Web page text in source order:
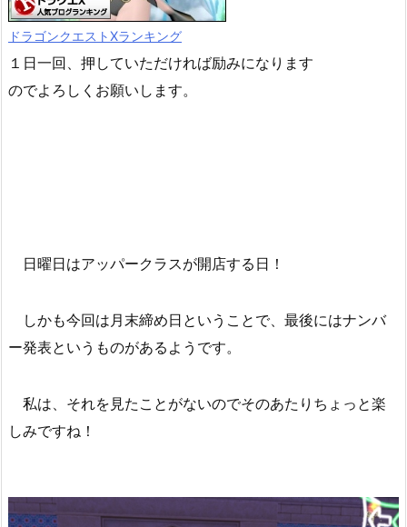
ドラゴンクエストXランキング
１日一回、押していただければ励みになります
のでよろしくお願いします。
日曜日はアッパークラスが開店する日！
しかも今回は月末締め日ということで、最後にはナンバ
ー発表というものがあるようです。
私は、それを見たことがないのでそのあたりちょっと楽
しみですね！